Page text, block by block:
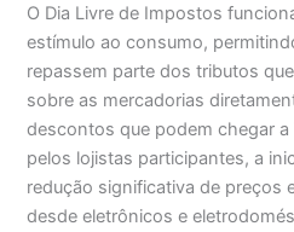
O Dia Livre de Impostos
estímulo ao consumo,
repassem parte dos tributos
sobre as mercadorias
descontos que podem chegar
pelos lojistas participantes, a
redução significativa de preços
desde eletrônicos e